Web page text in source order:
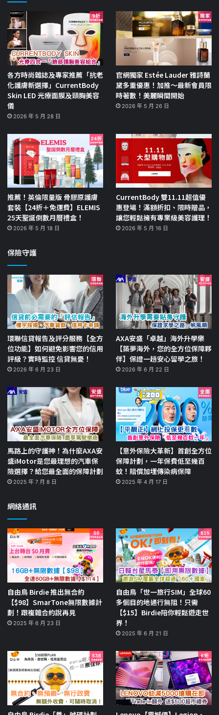
各方時尚雜誌及專家推薦「抗老
化護膚新選擇」CurrentBody
Skin LED 光療面膜及頸胸美容
儀
2026 年 5 月 28 日
官網獨家 Estée Lauder 雅詩蘭
黛多重優惠！加推～最新會員限
時著數！美麗瞬間開始
2026 年 5 月 26 日
推薦！英倫限量版 骨膠原護膚
套裝【24折＋免運費】ELEMIS
25天聖誕倒數月曆禮盒！
2026 年 5 月 18 日
CurrentBody 雙11.11超值優
惠登場！滿額折扣、限時贈品，
讓您輕鬆擁有專業級美容護理！
2026 年 5 月 16 日
保險守護
環聯信貸報告及評分服務【全方
位功能】如何避免影響您的信用
評級？實時監控 信貸無憂！
2026 年 6 月 23 日
AXA安盛「卓越」海外升學樂
【築夢海外，您的全方位保障夥
伴】保證一趟安心留學之旅！
2026 年 6 月 22 日
馬路上的守護神！為什麼AXA安
盛iMotor是您最理想的汽車保
險選擇？給您最全面的保障計劃
2025 年 7 月 8 日
【意外保險大革新】首創全方位
保障計劃，一年保費低至幾百
蚊！賠償加埋傳染病保障
2025 年 4 月 17 日
網絡通訊
自由鳥 Birdie 推出無合約
【$98】SmarTone無限數據計
劃！跟複雜合約說再見
2025 年 6 月 23 日
自由鳥「世一旅行SIM」全球60
多個目的地通行無阻！只需
【$15】Birdie陪你輕鬆遊走世
界！
2025 年 6 月 21 日